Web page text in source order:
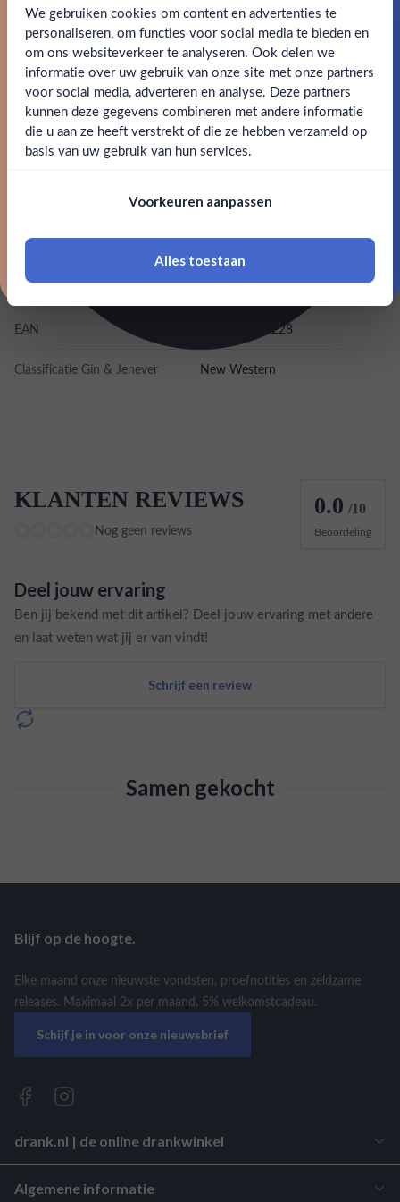
Ben jij 18 jaar of ouder?
Ja Nee
18 jaar of ouder zijn
Gunpowder Gin is geschikt om te mixen in cocktails en kan
ook puur worden gedronken.
SPECIFICATIES
Alcohol 43.00%
Inhoud
Land van herkomst Ierland
EAN 5060434130228
Classificatie Gin & Jenever New Western
KLANTEN REVIEWS
Nog geen reviews
0.0 /10
Beoordeling
Deel jouw ervaring
Ben jij bekend met dit artikel? Deel jouw ervaring met andere
en laat weten wat jij er van vindt!
Schrijf een review
Samen gekocht
drank.nl | de online drankwinkel
Algemene informatie
Blijf op de hoogte.
Elke maand onze nieuwste vondsten, proefnotities en zeldzame
releases. Maximaal 2x per maand. 5% welkomstcadeau.
Schijf je in voor onze nieuwsbrief
We gebruiken cookies om content en advertenties te
personaliseren, om functies voor social media te bieden en
om ons websiteverkeer te analyseren. Ook delen we
informatie over uw gebruik van onze site met onze partners
voor social media, adverteren en analyse. Deze partners
kunnen deze gegevens combineren met andere informatie
die u aan ze heeft verstrekt of die ze hebben verzameld op
basis van uw gebruik van hun services.
Voorkeuren aanpassen
Alles toestaan
Schrijf je in en ontvang direct 5% korting op je eerste
bestelling.
Email
Claim mijn korting